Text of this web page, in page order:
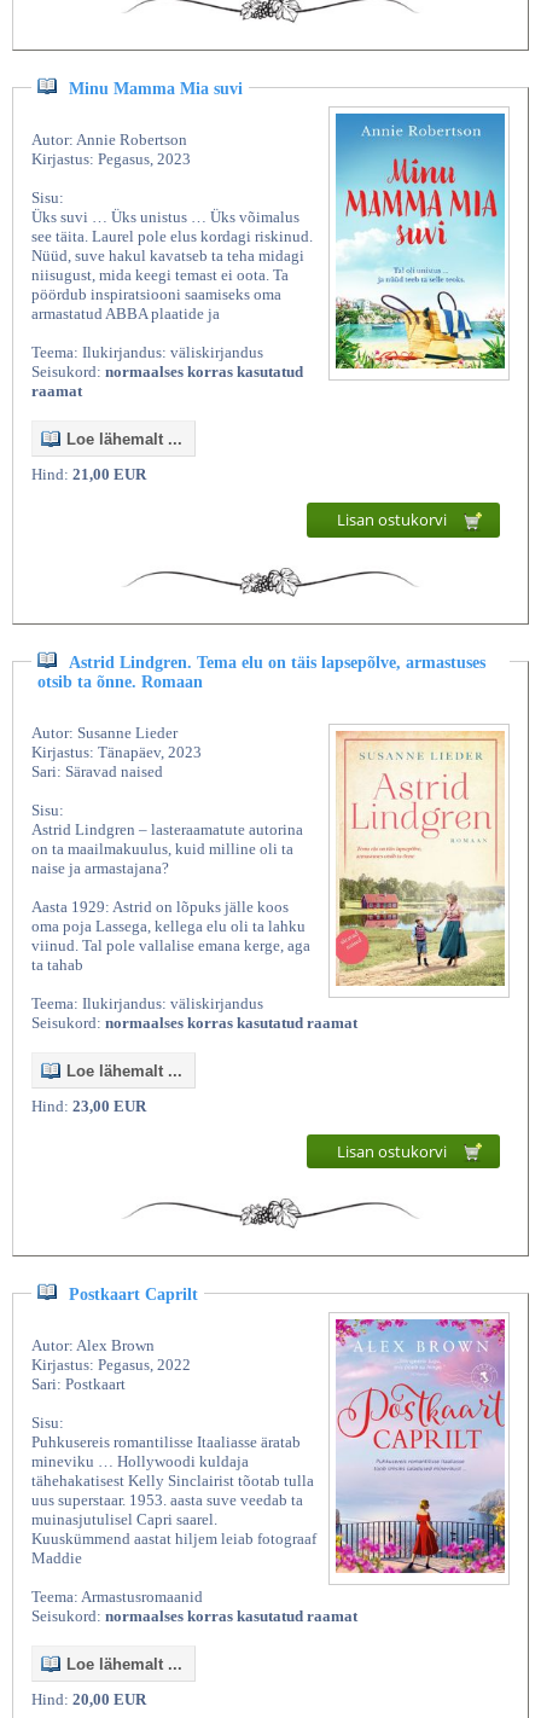
Minu Mamma Mia suvi
Autor: Annie Robertson
Kirjastus: Pegasus, 2023
Sisu:
Üks suvi … Üks unistus … Üks võimalus
see täita. Laurel pole elus kordagi riskinud.
Nüüd, suve hakul kavatseb ta teha midagi
niisugust, mida keegi temast ei oota. Ta
pöördub inspiratsiooni saamiseks oma
armastatud ABBA plaatide ja
Teema: Ilukirjandus: väliskirjandus
Seisukord: normaalses korras kasutatud
raamat
Loe lähemalt ...
Hind: 21,00 EUR
Lisan ostukorvi
Astrid Lindgren. Tema elu on täis lapsepõlve, armastuses
otsib ta õnne. Romaan
Autor: Susanne Lieder
Kirjastus: Tänapäev, 2023
Sari: Säravad naised
Sisu:
Astrid Lindgren – lasteraamatute autorina
on ta maailmakuulus, kuid milline oli ta
naise ja armastajana?
Aasta 1929: Astrid on lõpuks jälle koos
oma poja Lassega, kellega elu oli ta lahku
viinud. Tal pole vallalise emana kerge, aga
ta tahab
Teema: Ilukirjandus: väliskirjandus
Seisukord: normaalses korras kasutatud raamat
Loe lähemalt ...
Hind: 23,00 EUR
Lisan ostukorvi
Postkaart Caprilt
Autor: Alex Brown
Kirjastus: Pegasus, 2022
Sari: Postkaart
Sisu:
Puhkusereis romantilisse Itaaliasse äratab
mineviku … Hollywoodi kuldaja
tähehakatisest Kelly Sinclairist tõotab tulla
uus superstaar. 1953. aasta suve veedab ta
muinasjutulisel Capri saarel.
Kuuskümmend aastat hiljem leiab fotograaf
Maddie
Teema: Armastusromaanid
Seisukord: normaalses korras kasutatud raamat
Loe lähemalt ...
Hind: 20,00 EUR